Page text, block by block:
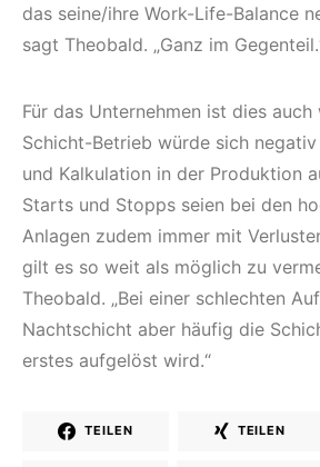
das seine/ihre Work-Life-Balance
sagt Theobald. „Ganz im
Für das Unternehmen ist dies
Schicht-Betrieb würde sich
und Kalkulation in der Produktion
Starts und Stopps seien bei den
Anlagen zudem immer mit
gilt es so weit als möglich zu
Theobald. „Bei einer schlechten
Nachtschicht aber häufig die
erstes aufgelöst wird.“
TEILEN TEILEN